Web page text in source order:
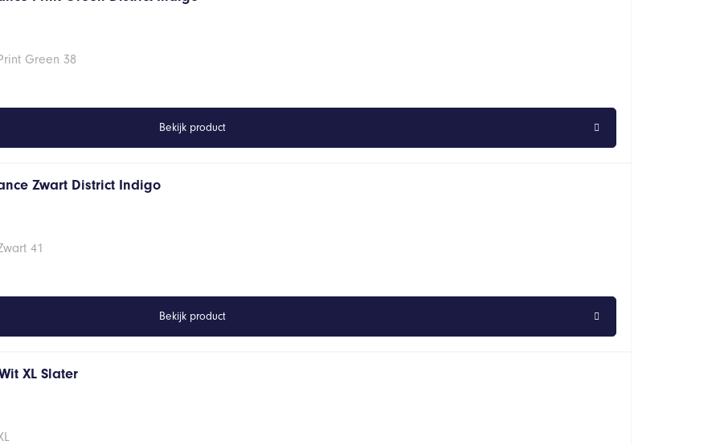
Green 38
Bekijk product
Zwart District Indigo
41
Bekijk product
XL Slater